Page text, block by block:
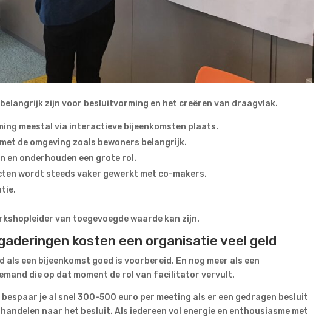
zijn voor besluitvorming en het creëren van draagvlak.
meestal via interactieve bijeenkomsten plaats.
de omgeving zoals bewoners belangrijk.
en onderhouden een grote rol.
wordt steeds vaker gewerkt met co-makers.
van toegevoegde waarde kan zijn.
kosten een organisatie veel geld
als een bijeenkomst goed is voorbereid. En nog meer als een
die op dat moment de rol van facilitator vervult.
bespaar je al snel 300-500 euro per meeting als er een gedragen besluit
naar het besluit. Als iedereen vol energie en enthousiasme met